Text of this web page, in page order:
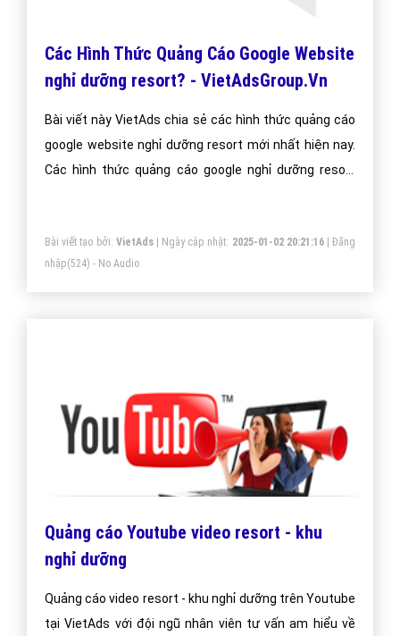
Các Hình Thức Quảng Cáo Google Website
nghỉ dưỡng resort? - VietAdsGroup.Vn
Bài viết này VietAds chia sẻ các hình thức quảng cáo
google website nghỉ dưỡng resort mới nhất hiện nay.
Các hình thức quảng cáo google nghỉ dưỡng resort
Bài viết tạo bởi: VietAds| Ngày cập nhật: 2025-01-02 20:21:16|Đăng
nhập(524) - No Audio
Quảng cáo Youtube video resort - khu
nghỉ dưỡng
Quảng cáo video resort - khu nghỉ dưỡng trên Youtube
tại VietAds với đội ngũ nhân viên tư vấn am hiểu về